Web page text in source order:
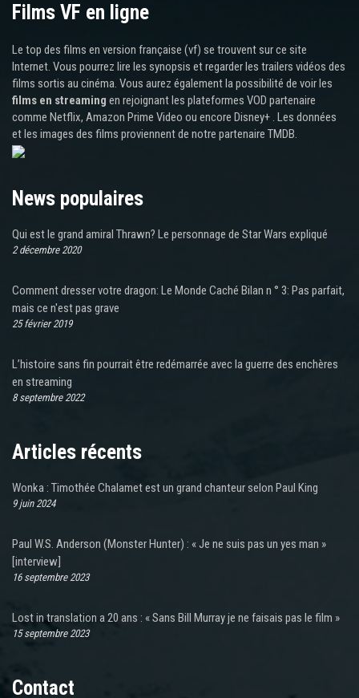
Films VF en ligne
Le top des films en version française (vf) se trouvent sur ce site
Internet. Vous pourrez lire les synopsis et regarder les trailers vidéos des
films sortis au cinéma. Vous aurez également la possibilité de voir les
films en streaming en rejoignant les plateformes VOD partenaire
comme Netflix, Amazon Prime Video ou encore Disney+ . Les données
et les images des films proviennent de notre partenaire TMDB.
News populaires
Qui est le grand amiral Thrawn? Le personnage de Star Wars expliqué
2 décembre 2020
Comment dresser votre dragon: Le Monde Caché Bilan n ° 3: Pas parfait,
mais ce n'est pas grave
25 février 2019
L’histoire sans fin pourrait être redémarrée avec la guerre des enchères
en streaming
8 septembre 2022
Articles récents
Wonka : Timothée Chalamet est un grand chanteur selon Paul King
9 juin 2024
Paul W.S. Anderson (Monster Hunter) : « Je ne suis pas un yes man »
[interview]
16 septembre 2023
Lost in translation a 20 ans : « Sans Bill Murray je ne faisais pas le film »
15 septembre 2023
Contact